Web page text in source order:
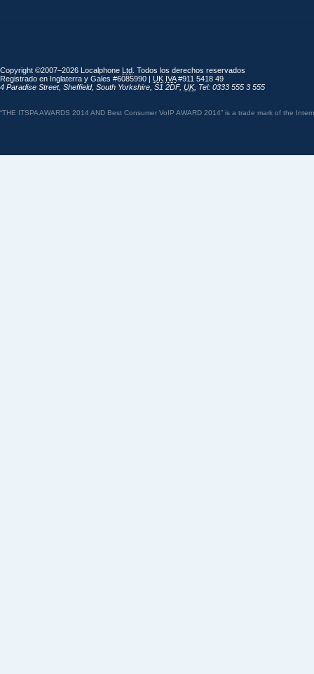
Copyright ©2007–2026 Localphone Ltd . Todos los derechos reservados
Registrado en Inglaterra y Gales #6085990 | UK IVA#911 5418 49
4 Paradise Street, Sheffield, South Yorkshire S1 2DF, UK, Tel: 0333 555 3 555
“THE ITSPA AWARDS 2014 AND Best Consumer VoIP AWARD 2014” is a trade mark of the